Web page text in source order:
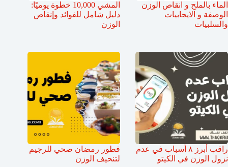
الماء بالملح و انقاص الوزن
الوصفة و الايجابيات
والسلبيات
المشي 10,000 خطوة يوميًا:
دليل شامل للفوائد وإنقاص
الوزن
راقب أبرز ٨ أسباب في عدم
نزول الوزن في الكيتو
فطور رمضان صحي للرجيم
لتنحيف الوزن